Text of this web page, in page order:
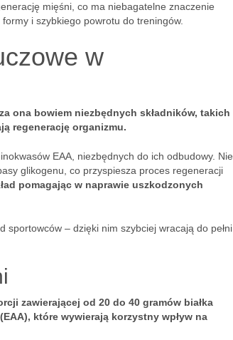
mięśni, co ma niebagatelne znaczenie
i szybkiego powrotu do treningów.
w
ona bowiem niezbędnych składników, takich
regenerację organizmu.
EAA, niezbędnych do ich odbudowy. Nie
glikogenu, co przyspiesza proces regeneracji
pomagając w naprawie uszkodzonych
sportowców – dzięki nim szybciej wracają do pełni
zawierającej od 20 do 40 gramów białka
które wywierają korzystny wpływ na